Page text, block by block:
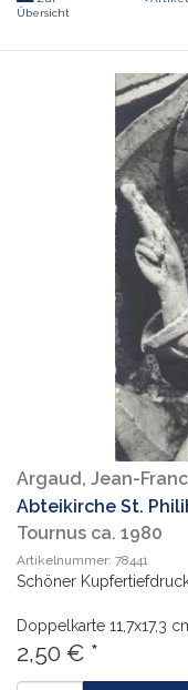
Übersicht
Argaud, Jean-
Abteikirche St.
Tournus ca. 1980
Artikelnummer: 78441
Schöner
Doppelkarte 11,7x17,3
2,50 € *